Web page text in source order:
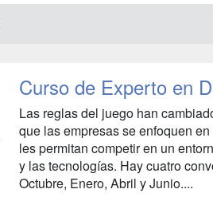
Curso de Experto en
Las reglas del juego han
que las empresas se enfoquen
les permitan competir en un
y las tecnologías. Hay cuatro
Octubre, Enero, Abril y Junio....